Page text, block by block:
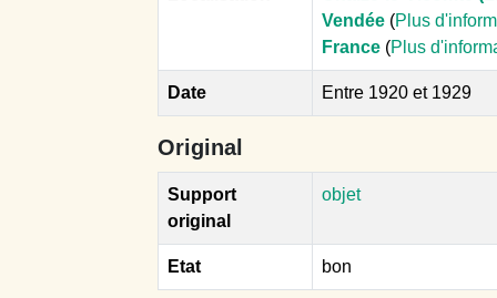
Vendée (Plus
France (Plus
Date Entre 1920 et 1929
Original
Support
original
objet
Etat bon